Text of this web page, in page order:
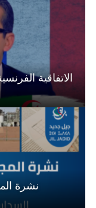
نشرة